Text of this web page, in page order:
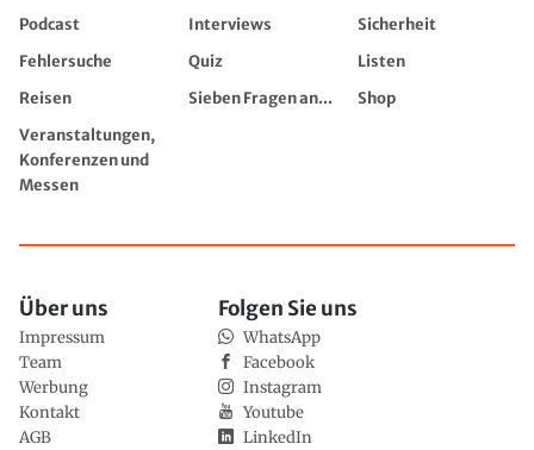
Podcast
Interviews
Sicherheit
Fehlersuche
Quiz
Listen
Reisen
Sieben Fragen an...
Shop
Veranstaltungen,
Konferenzen und
Messen
Über uns
Impressum
Team
Werbung
Kontakt
AGB
Folgen Sie uns
WhatsApp
Facebook
Instagram
Youtube
LinkedIn